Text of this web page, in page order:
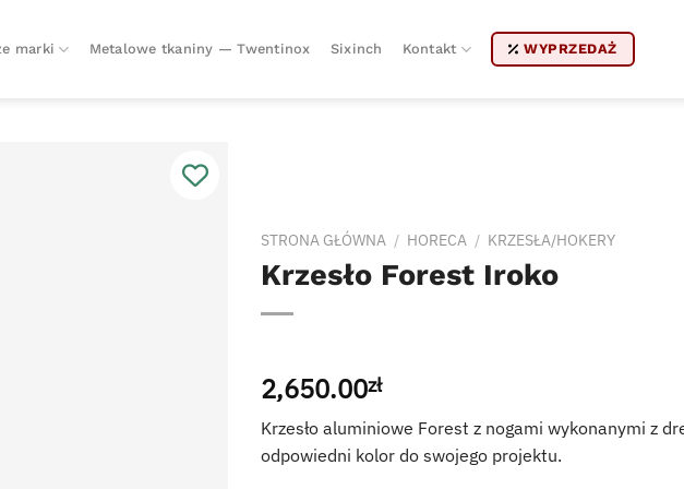
marki Metalowe tkaniny — Twentinox Sixinch Kontakt WYPRZEDAŻ
STRONA GŁÓWNA / HORECA / KRZESŁA/HOKERY
Krzesło Forest Iroko
2,650.00zł
Krzesło aluminiowe Forest z nogami wykonanymi z
odpowiedni kolor do swojego projektu.